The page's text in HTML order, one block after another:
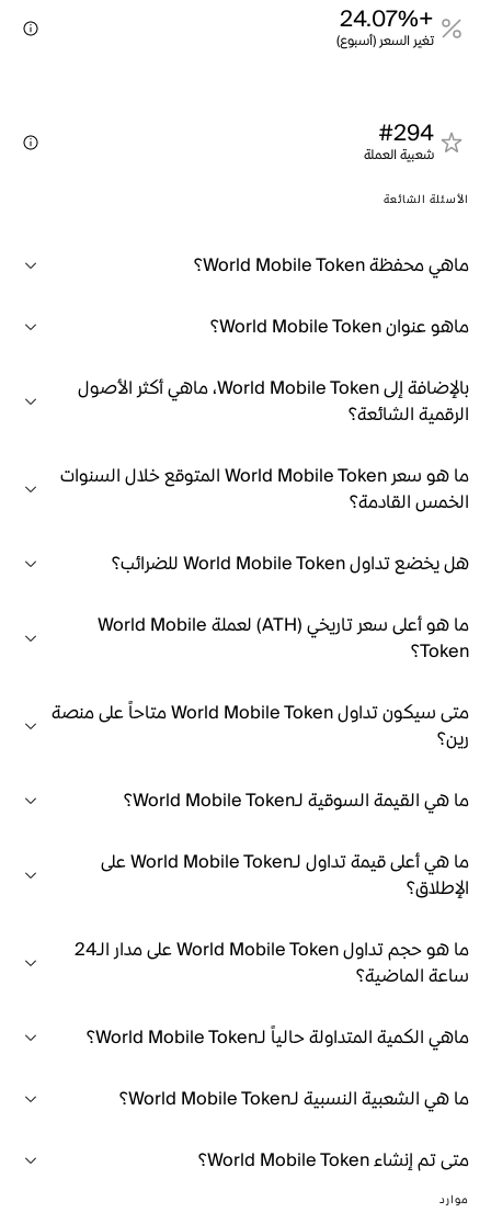
+24.07%
تغير السعر (أسبوع)
#294
شعبية العملة
الأسئلة الشائعة
ماهي محفظة World Mobile Token؟
ماهو عنوان World Mobile Token؟
بالإضافة إلى World Mobile Token، ماهي أكثر الأصول
الرقمية الشائعة؟
ما هو سعر World Mobile Token المتوقع خلال السنوات
الخمس القادمة؟
هل يخضع تداول World Mobile Token للضرائب؟
ما هو أعلى سعر تاريخي (ATH) لعملة World Mobile
Token؟
متى سيكون تداول World Mobile Token متاحاً على منصة
رين؟
ما هي القيمة السوقية لـWorld Mobile Token؟
ما هي أعلى قيمة تداول لـWorld Mobile Token على
الإطلاق؟
ما هو حجم تداول World Mobile Token على مدار الـ24
ساعة الماضية؟
ماهي الكمية المتداولة حالياً لـWorld Mobile Token؟
ما هي الشعبية النسبية لـWorld Mobile Token؟
متى تم إنشاء World Mobile Token؟
موارد